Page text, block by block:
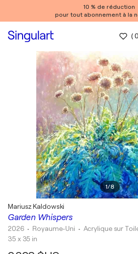
10 % de réduction
pour tout abonnement à la
(0
1/8
Garden Whispers
Mariusz Kaldowski
2026 • Royaume-Uni • Acrylique sur
35 x 35 in